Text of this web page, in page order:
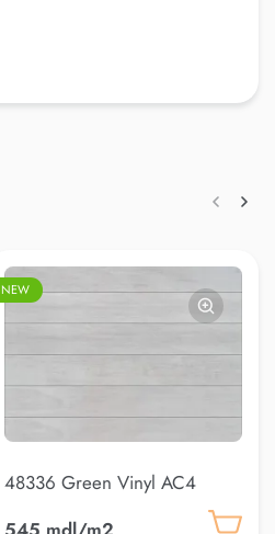
NEW
48336 Green Vinyl AC4